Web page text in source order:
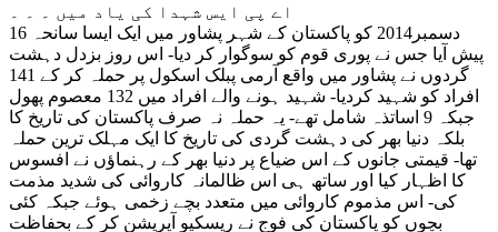
اے پی ایس شہدا کی یاد میں ۔ ۔ ۔
16 دسمبر2014 کو پاکستان کے شہر پشاور میں ایک ایسا سانحہ
پیش آیا جس نے پوری قوم کو سوگوار کر دیا- اس روز بزدل دہشت
گردوں نے پشاور میں واقع آرمی پبلک اسکول پر حملہ کر کے 141
افراد کو شہید کردیا- شہید ہونے والے افراد میں 132 معصوم پھول
جبکہ 9 اساتذہ شامل تھے- یہ حملہ نہ صرف پاکستان کی تاریخ کا
بلکہ دنیا بھر کی دہشت گردی کی تاریخ کا ایک مہلک ترین حملہ
تھا- قیمتی جانوں کے اس ضیاع پر دنیا بھر کے رہنماؤں نے افسوس
کا اظہار کیا اور ساتھ ہی اس ظالمانہ کاروائی کی شدید مذمت
کی- اس مذموم کاروائی میں متعدد بچے زخمی ہوئے جبکہ کئی
بچوں کو پاکستان کی فوج نے ریسکیو آپریشن کر کے بحفاظت